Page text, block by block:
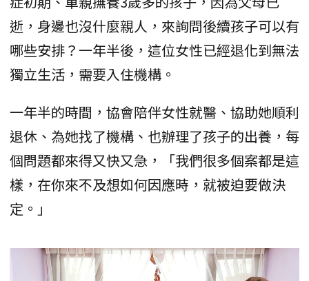
逝，身邊也沒什麼親人，來詢問後續孩子可以有
哪些安排？一年半後，這位女性已經退化到無法
獨立生活，需要入住機構。
一年半的時間，協會陪伴女性就醫、協助她順利
退休、為她找了機構、也辦理了孩子的出養，每
個問題都來得又快又急，「我們很多個案都是這
樣，在你來不及想如何因應時，就被迫要做決
定。」